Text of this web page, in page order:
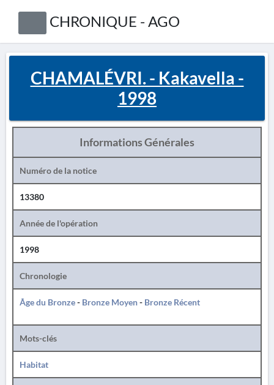
CHRONIQUE - AGO
CHAMALÉVRI. - Kakavella -
1998
Informations Générales
Numéro de la notice
13380
Année de l'opération
1998
Chronologie
Âge du Bronze- Bronze Moyen- Bronze Récent
Mots-clés
Habitat